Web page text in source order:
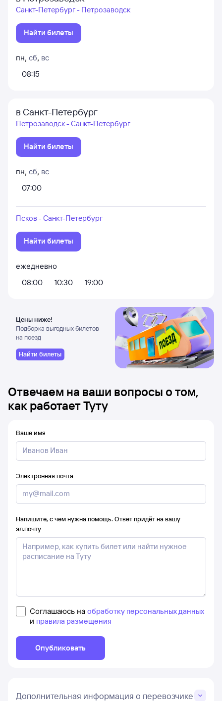
Санкт-Петербург - Петрозаводск
Найти билеты
пн, сб, вс
08:15
в Санкт-Петербург
Петрозаводск - Санкт-Петербург
Найти билеты
пн, сб, вс
07:00
Псков - Санкт-Петербург
Найти билеты
ежедневно
08:00
10:30 19:00
Цены ниже!
Подборка выгодных билетов
на поезд
Найти билеты
Отвечаем на ваши вопросы о том,
как работает Туту
Ваше имя
Электронная почта
Напишите, с чем нужна помощь. Ответ придёт на вашу
эл.почту
Соглашаюсь на обработку персональных данных
и правила размещения
Опубликовать
Дополнительная информация о перевозчике